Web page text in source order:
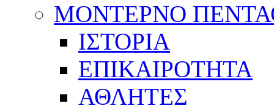
ΜΟΝΤΕΡΝΟ
ΙΣΤΟΡΙΑ
ΕΠΙΚΑΙΡΟΤΗΤΑ
ΑΘΛΗΤΕΣ